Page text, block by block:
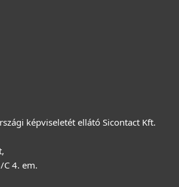
képviseletét ellátó Sicontact Kft.
C 4. em.